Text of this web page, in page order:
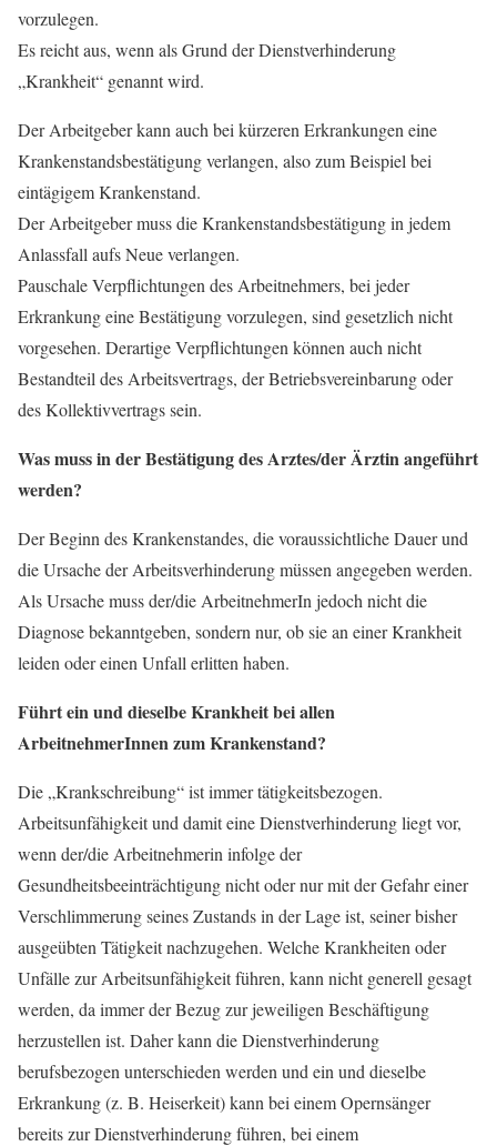
vorzulegen.
Es reicht aus, wenn als Grund der Dienstverhinderung
„Krankheit“ genannt wird.
Der Arbeitgeber kann auch bei kürzeren Erkrankungen eine
Krankenstandsbestätigung verlangen, also zum Beispiel bei
eintägigem Krankenstand.
Der Arbeitgeber muss die Krankenstandsbestätigung in jedem
Anlassfall aufs Neue verlangen.
Pauschale Verpflichtungen des Arbeitnehmers, bei jeder
Erkrankung eine Bestätigung vorzulegen, sind gesetzlich nicht
vorgesehen. Derartige Verpflichtungen können auch nicht
Bestandteil des Arbeitsvertrags, der Betriebsvereinbarung oder
des Kollektivvertrags sein.
Was muss in der Bestätigung des Arztes/der Ärztin angeführt
werden?
Der Beginn des Krankenstandes, die voraussichtliche Dauer und
die Ursache der Arbeitsverhinderung müssen angegeben werden.
Als Ursache muss der/die ArbeitnehmerIn jedoch nicht die
Diagnose bekanntgeben, sondern nur, ob sie an einer Krankheit
leiden oder einen Unfall erlitten haben.
Führt ein und dieselbe Krankheit bei allen
ArbeitnehmerInnen zum Krankenstand?
Die „Krankschreibung“ ist immer tätigkeitsbezogen.
Arbeitsunfähigkeit und damit eine Dienstverhinderung liegt vor,
wenn der/die Arbeitnehmerin infolge der
Gesundheitsbeeinträchtigung nicht oder nur mit der Gefahr einer
Verschlimmerung seines Zustands in der Lage ist, seiner bisher
ausgeübten Tätigkeit nachzugehen. Welche Krankheiten oder
Unfälle zur Arbeitsunfähigkeit führen, kann nicht generell gesagt
werden, da immer der Bezug zur jeweiligen Beschäftigung
herzustellen ist. Daher kann die Dienstverhinderung
berufsbezogen unterschieden werden und ein und dieselbe
Erkrankung (z. B. Heiserkeit) kann bei einem Opernsänger
bereits zur Dienstverhinderung führen, bei einem